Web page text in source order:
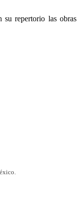
su repertorio las obras